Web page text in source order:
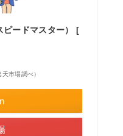
ピードマスター） [
市場調べ）